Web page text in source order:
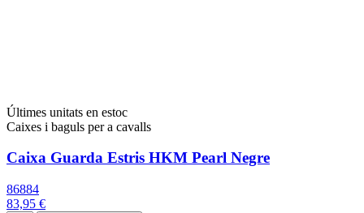
Últimes unitats en estoc
Caixes i baguls per a cavalls
Caixa Guarda Estris HKM Pearl Negre
86884
83,95 €